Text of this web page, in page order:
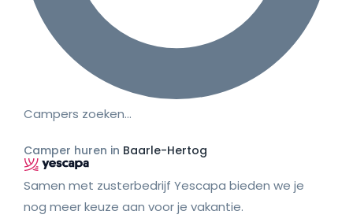
Campers zoeken…
Camper huren in Baarle-Hertog
Samen met zusterbedrijf Yescapa bieden we je
nog meer keuze aan voor je vakantie.